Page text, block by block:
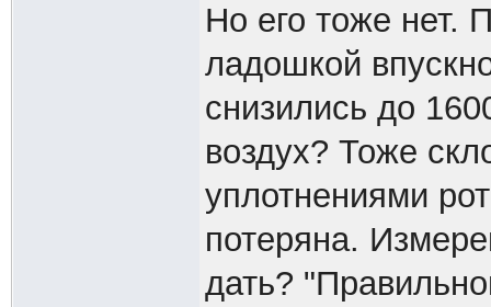
Но его тоже нет.
ладошкой
снизились до
воздух? Тоже
уплотнениями
потеряна.
дать?